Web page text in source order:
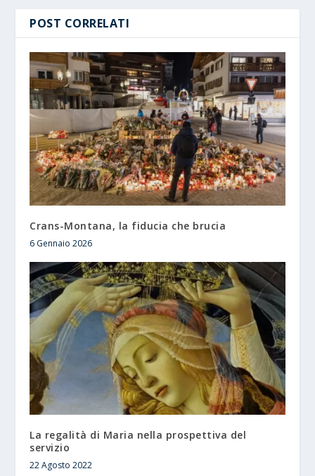
POST CORRELATI
Crans-Montana, la fiducia che brucia
6 Gennaio 2026
La regalità di Maria nella prospettiva del
servizio
22 Agosto 2022